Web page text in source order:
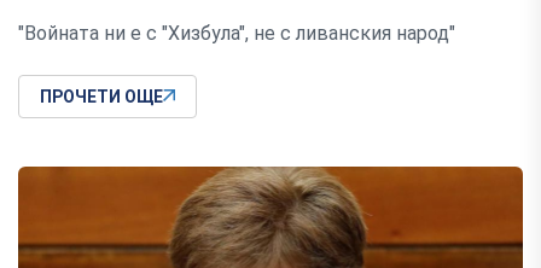
"Войната ни е с "Хизбула", не с ливанския народ"
ПРОЧЕТИ ОЩЕ